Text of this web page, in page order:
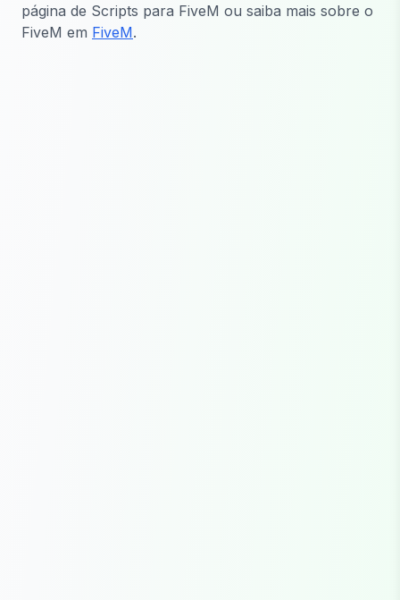
página de Scripts para FiveM ou saiba mais sobre o
FiveM em FiveM.